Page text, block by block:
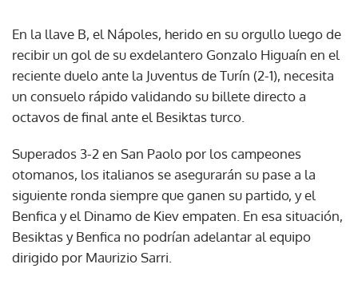
En la llave B, el Nápoles, herido en su orgullo luego de
recibir un gol de su exdelantero Gonzalo Higuaín en el
reciente duelo ante la Juventus de Turín (2-1), necesita
un consuelo rápido validando su billete directo a
octavos de final ante el Besiktas turco.
Superados 3-2 en San Paolo por los campeones
otomanos, los italianos se asegurarán su pase a la
siguiente ronda siempre que ganen su partido, y el
Benfica y el Dinamo de Kiev empaten. En esa situación,
Besiktas y Benfica no podrían adelantar al equipo
dirigido por Maurizio Sarri.